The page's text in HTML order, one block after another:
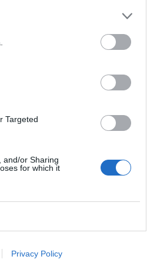
Targeted
and/or Sharing
for which it
Privacy Policy
أدعم الطائرة الشاطئية
يخوض منتخبنا الوطني للكرة
الشاطئية المكون من الثنائي موسى
والرابع أمام
AL SHARQ